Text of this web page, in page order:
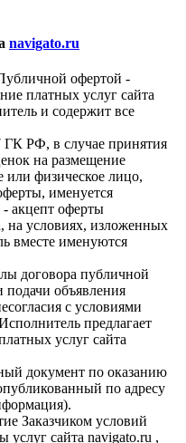
navigato.ru
офертой -
платных услуг сайта
и содержит все
ГК РФ, в случае принятия
на размещение
или физическое лицо,
именуется
акцепт оферты
на условиях, изложенных
вместе именуются
договора публичной
подачи объявления
с условиями
предлагает
услуг сайта
документ по оказанию
по адресу
Заказчиком условий
услуг сайта navigato.ru ,